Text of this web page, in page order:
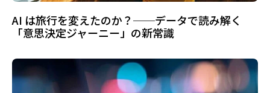
AI は旅行を変えたのか？──データで読み解く
「意思決定ジャーニー」の新常識